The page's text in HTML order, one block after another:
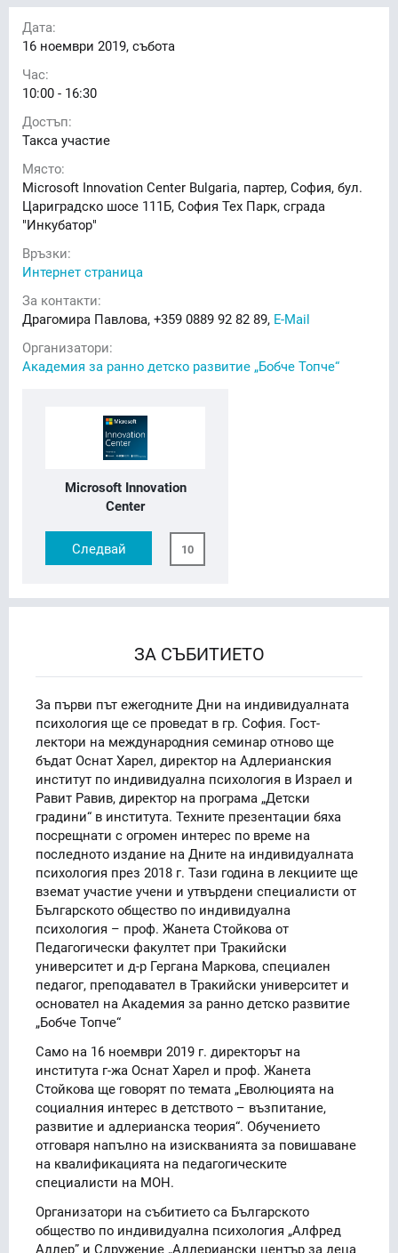
Дата:
16 ноември 2019, събота
Час:
10:00 - 16:30
Достъп:
Такса участие
Място:
Microsoft Innovation Center Bulgaria, партер, София, бул.
Цариградско шосе 111Б, София Тех Парк, сграда
"Инкубатор"
Връзки:
Интернет страница
За контакти:
Драгомира Павлова, +359 0889 92 82 89, E-Mail
Организатори:
Академия за ранно детско развитие „Бобче Топче“
Microsoft Innovation
Center
Следвай 10
ЗА СЪБИТИЕТО
За първи път ежегодните Дни на индивидуалната
психология ще се проведат в гр. София. Гост-
лектори на международния семинар отново ще
бъдат Оснат Харел, директор на Адлерианския
институт по индивидуална психология в Израел и
Равит Равив, директор на програма „Детски
градини“ в института. Техните презентации бяха
посрещнати с огромен интерес по време на
последното издание на Дните на индивидуалната
психология през 2018 г. Тази година в лекциите ще
вземат участие учени и утвърдени специалисти от
Българското общество по индивидуална
психология – проф. Жанета Стойкова от
Педагогически факултет при Тракийски
университет и д-р Гергана Маркова, специален
педагог, преподавател в Тракийски университет и
основател на Академия за ранно детско развитие
„Бобче Топче“
Само на 16 ноември 2019 г. директорът на
института г-жа Оснат Харел и проф. Жанета
Стойкова ще говорят по темата „Еволюцията на
социалния интерес в детството – възпитание,
развитие и адлерианска теория“. Обучението
отговаря напълно на изискванията за повишаване
на квалификацията на педагогическите
специалисти на МОН.
Организатори на събитието са Българското
общество по индивидуална психология „Алфред
Адлер” и Сдружение „Адлериански център за деца